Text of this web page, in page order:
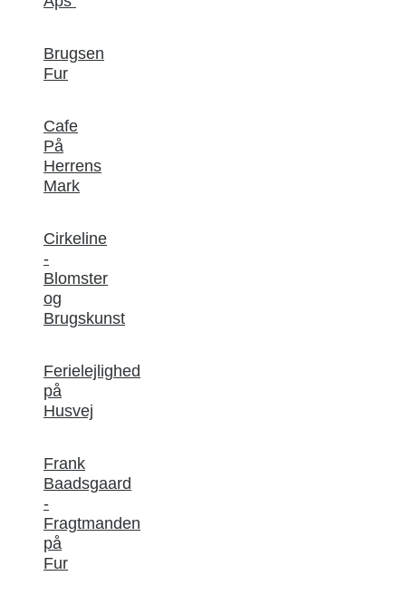
Brugsen
Fur
Cafe
På
Herrens
Mark
Cirkeline
-
Blomster
og
Brugskunst
Ferielejlighed
på
Husvej
Frank
Baadsgaard
-
Fragtmanden
på
Fur